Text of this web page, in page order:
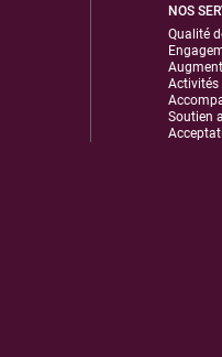
NOS
Qualité
Activités
Soutien